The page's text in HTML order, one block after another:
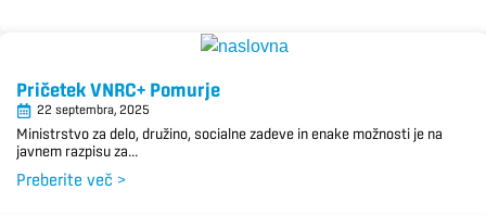
Pričetek VNRC+ Pomurje
22 septembra, 2025
Ministrstvo za delo, družino, socialne zadeve in enake možnosti je na
javnem razpisu za...
Preberite več >